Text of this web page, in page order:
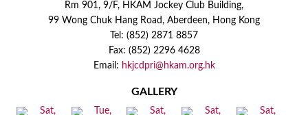
Rm 901, 9/F, HKAM Jockey Club Building,
99 Wong Chuk Hang Road, Aberdeen, Hong Kong
Tel: (852) 2871 8857
Fax: (852) 2296 4628
Email: hkjcdpri@hkam.org.hk
GALLERY